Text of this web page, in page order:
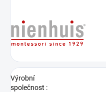
Výrobní
společnost :